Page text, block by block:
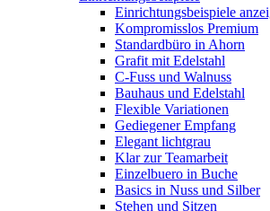
Einrichtungsbeispiele
Kompromisslos Premium
Standardbüro in Ahorn
Grafit mit Edelstahl
C-Fuss und Walnuss
Bauhaus und Edelstahl
Flexible Variationen
Gediegener Empfang
Elegant lichtgrau
Klar zur Teamarbeit
Einzelbuero in Buche
Basics in Nuss und Silber
Stehen und Sitzen